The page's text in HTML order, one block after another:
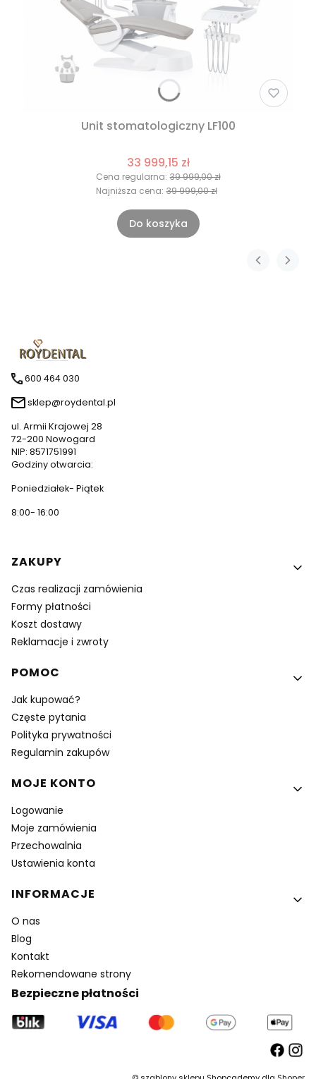
Unit stomatologiczny LF100
33 999,15 zł
Cena regularna: 39 999,00 zł
Najniższa cena: 39 999,00 zł
Do koszyka
600 464 030
sklep@roydental.pl
ul. Armii Krajowej 28
72-200 Nowogard
NIP: 8571751991
Godziny otwarcia:
Poniedziałek- Piątek
8:00- 16:00
Linki w stopce
ZAKUPY
Czas realizacji zamówienia
Formy płatności
Koszt dostawy
Reklamacje i zwroty
POMOC
Jak kupować?
Częste pytania
Polityka prywatności
Regulamin zakupów
MOJE KONTO
Logowanie
Moje zamówienia
Przechowalnia
Ustawienia konta
INFORMACJE
O nas
Blog
Kontakt
Rekomendowane strony
Bezpieczne płatności